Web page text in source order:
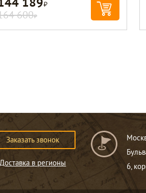
600Р
Заказать звонок
Доставка в регионы
6,